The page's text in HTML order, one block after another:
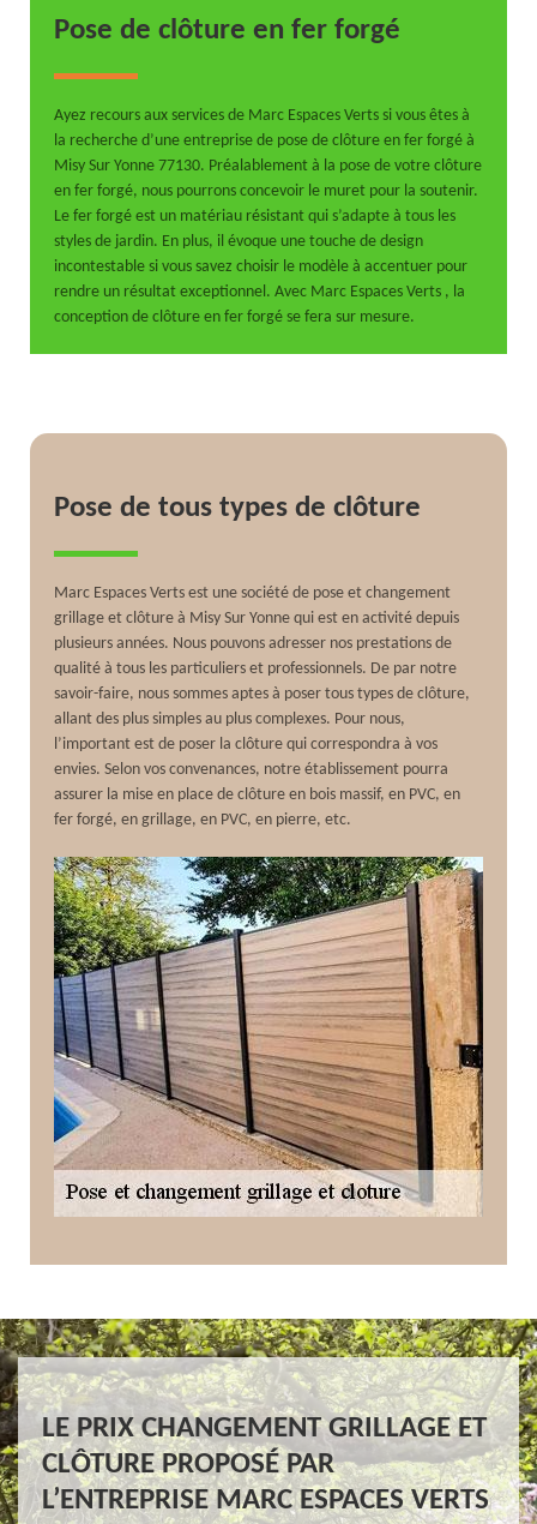
Pose de clôture en fer forgé
Ayez recours aux services de Marc Espaces Verts si vous êtes à
la recherche d’une entreprise de pose de clôture en fer forgé à
Misy Sur Yonne 77130. Préalablement à la pose de votre clôture
en fer forgé, nous pourrons concevoir le muret pour la soutenir.
Le fer forgé est un matériau résistant qui s’adapte à tous les
styles de jardin. En plus, il évoque une touche de design
incontestable si vous savez choisir le modèle à accentuer pour
rendre un résultat exceptionnel. Avec Marc Espaces Verts , la
conception de clôture en fer forgé se fera sur mesure.
Pose de tous types de clôture
Marc Espaces Verts est une société de pose et changement
grillage et clôture à Misy Sur Yonne qui est en activité depuis
plusieurs années. Nous pouvons adresser nos prestations de
qualité à tous les particuliers et professionnels. De par notre
savoir-faire, nous sommes aptes à poser tous types de clôture,
allant des plus simples au plus complexes. Pour nous,
l’important est de poser la clôture qui correspondra à vos
envies. Selon vos convenances, notre établissement pourra
assurer la mise en place de clôture en bois massif, en PVC, en
fer forgé, en grillage, en PVC, en pierre, etc.
LE PRIX CHANGEMENT GRILLAGE ET
CLÔTURE PROPOSÉ PAR
L’ENTREPRISE MARC ESPACES VERTS